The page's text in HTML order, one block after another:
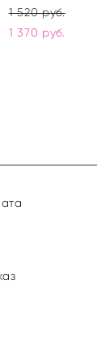
1 520 pуб.
1 370 pуб.